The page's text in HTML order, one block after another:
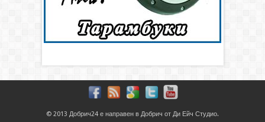
© 2013 Добрич24 е направен в Добрич от Ди Ейч Студио.